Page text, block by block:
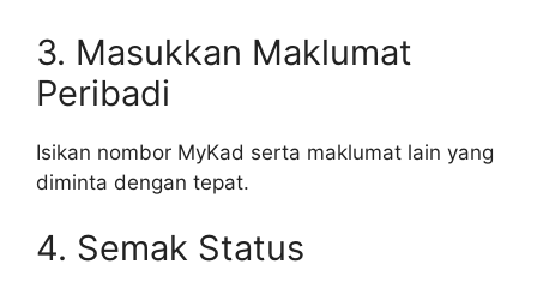
3. Masukkan Maklumat
Peribadi
Isikan nombor MyKad serta maklumat lain yang
diminta dengan tepat.
4. Semak Status